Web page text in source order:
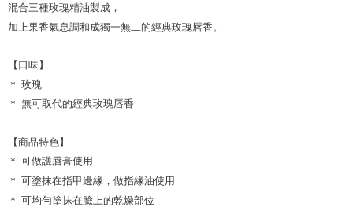
混合三種玫瑰精油製成，
加上果香氣息調和成獨一無二的經典玫瑰唇香。
【口味】
＊ 玫瑰
＊ 無可取代的經典玫瑰唇香
【商品特色】
＊ 可做護唇膏使用
＊ 可塗抹在指甲邊緣，做指緣油使用
＊ 可均勻塗抹在臉上的乾燥部位